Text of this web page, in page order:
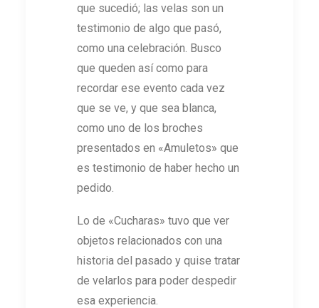
que sucedió; las velas son un
testimonio de algo que pasó,
como una celebración. Busco
que queden así como para
recordar ese evento cada vez
que se ve, y que sea blanca,
como uno de los broches
presentados en «Amuletos» que
es testimonio de haber hecho un
pedido.
Lo de «Cucharas» tuvo que ver
objetos relacionados con una
historia del pasado y quise tratar
de velarlos para poder despedir
esa experiencia.